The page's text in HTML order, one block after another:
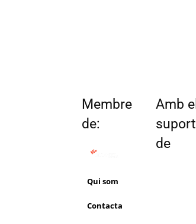
Membre
de:
Qui som
Contacta
Amb el
suport
de